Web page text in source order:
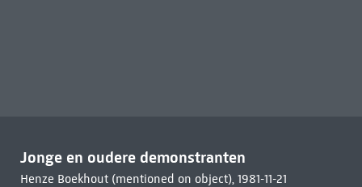
Jonge en oudere demonstranten
Henze Boekhout (mentioned on object), 1981-11-21